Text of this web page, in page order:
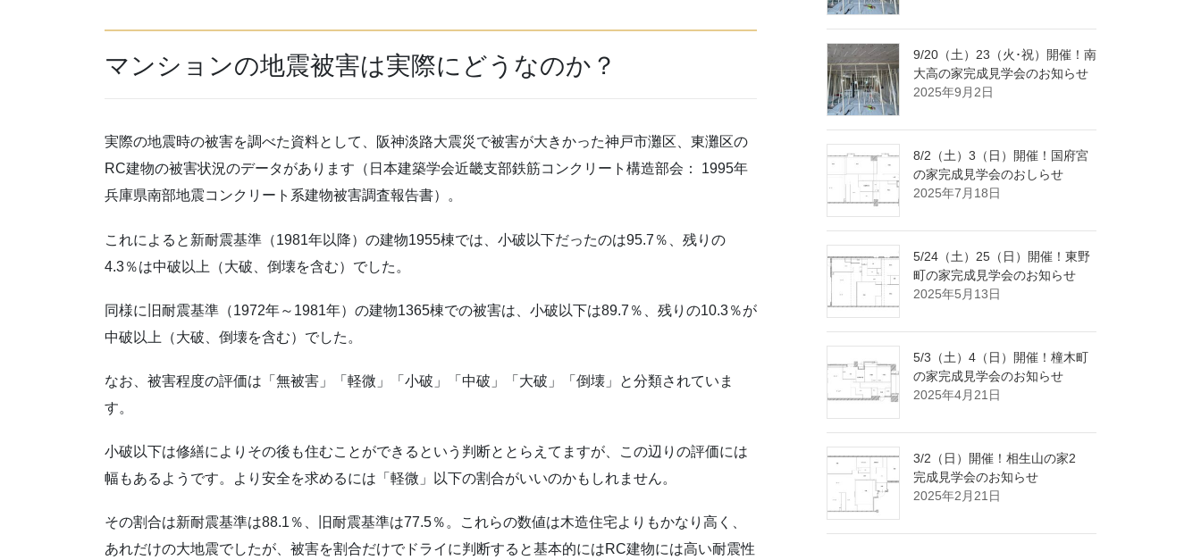
マンションの地震被害は実際にどうなのか？
実際の地震時の被害を調べた資料として、阪神淡路大震災で被害が大きかった神戸市灘区、東灘区の
RC建物の被害状況のデータがあります（日本建築学会近畿支部鉄筋コンクリート構造部会： 1995年
兵庫県南部地震コンクリート系建物被害調査報告書）。
これによると新耐震基準（1981年以降）の建物1955棟では、小破以下だったのは95.7％、残りの
4.3％は中破以上（大破、倒壊を含む）でした。
同様に旧耐震基準（1972年～1981年）の建物1365棟での被害は、小破以下は89.7％、残りの10.3％が
中破以上（大破、倒壊を含む）でした。
なお、被害程度の評価は「無被害」「軽微」「小破」「中破」「大破」「倒壊」と分類されていま
す。
小破以下は修繕によりその後も住むことができるという判断ととらえてますが、この辺りの評価には
幅もあるようです。より安全を求めるには「軽微」以下の割合がいいのかもしれません。
その割合は新耐震基準は88.1％、旧耐震基準は77.5％。これらの数値は木造住宅よりもかなり高く、
あれだけの大地震でしたが、被害を割合だけでドライに判断すると基本的にはRC建物には高い耐震性
9/20（土）23（火･祝）開催！南
大高の家完成見学会のお知らせ
2025年9月2日
8/2（土）3（日）開催！国府宮
の家完成見学会のおしらせ
2025年7月18日
5/24（土）25（日）開催！東野
町の家完成見学会のお知らせ
2025年5月13日
5/3（土）4（日）開催！橦木町
の家完成見学会のお知らせ
2025年4月21日
3/2（日）開催！相生山の家2
完成見学会のお知らせ
2025年2月21日